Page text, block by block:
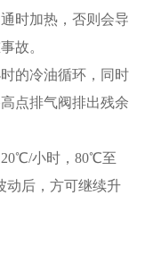
时加热，否则会导
故。
的冷油循环，同时
点排气阀排出残余
小时，80℃至
动后，方可继续升